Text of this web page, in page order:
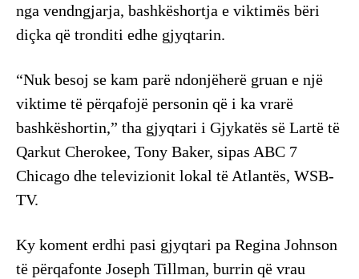
nga vendngjarja, bashkëshortja e viktimës bëri
diçka që tronditi edhe gjyqtarin.
“Nuk besoj se kam parë ndonjëherë gruan e një
viktime të përqafojë personin që i ka vrarë
bashkëshortin,” tha gjyqtari i Gjykatës së Lartë të
Qarkut Cherokee, Tony Baker, sipas ABC 7
Chicago dhe televizionit lokal të Atlantës, WSB-
TV.
Ky koment erdhi pasi gjyqtari pa Regina Johnson
të përqafonte Joseph Tillman, burrin që vrau